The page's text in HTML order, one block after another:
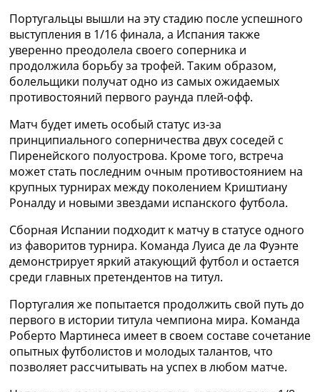
Последние комментарии
Конкурс прогнозов
Логин
Рейтинги
Правила
Коллективный прогноз
Турниры
Чемпионат Мира
Украина. Премьер-Лига
Украина. Первая Лига
Лига Чемпионов
Англия. Премьер Лига
Испания. Ла Лига
Другие Турниры >>>
Таблицы
Таблицы групп Чемпионата Мира
Украина. Премьер-Лига
Украина. Первая Лига
Лига Чемпионов. Таблицы групп
Англия. Премьер-Лига
Испания. Ла Лига
Все таблицы >>>
Рейтинги
Португальцы вышли на эту стадию после успешного
выступления в 1/16 финала, а Испания также
уверенно преодолела своего соперника и
продолжила борьбу за трофей. Таким образом,
болельщики получат одно из самых ожидаемых
противостояний первого раунда плей-офф.
Матч будет иметь особый статус из-за
принципиального соперничества двух соседей с
Пиренейского полуострова. Кроме того, встреча
может стать последним очным противостоянием на
крупных турнирах между поколением Криштиану
Роналду и новыми звездами испанского футбола.
Сборная Испании подходит к матчу в статусе одного
из фаворитов турнира. Команда Луиса де ла Фуэнте
демонстрирует яркий атакующий футбол и остается
среди главных претендентов на титул.
Португалия же попытается продолжить свой путь до
первого в истории титула чемпиона мира. Команда
Роберто Мартинеса имеет в своем составе сочетание
опытных футболистов и молодых талантов, что
позволяет рассчитывать на успех в любом матче.